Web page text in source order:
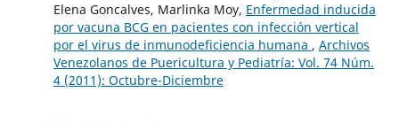
Elena Goncalves, Marlinka Moy, Enfermedad inducida
por vacuna BCG en pacientes con infección vertical
por el virus de inmunodeficiencia humana , Archivos
Venezolanos de Puericultura y Pediatría: Vol. 74 Núm.
4 (2011): Octubre-Diciembre